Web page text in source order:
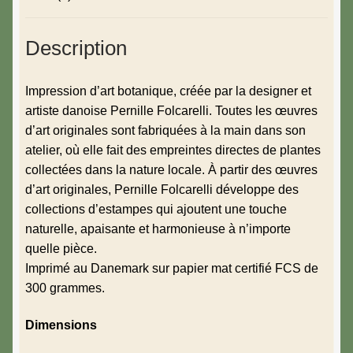
Description
Impression d’art botanique, créée par la designer et
artiste danoise Pernille Folcarelli. Toutes les œuvres
d’art originales sont fabriquées à la main dans son
atelier, où elle fait des empreintes directes de plantes
collectées dans la nature locale. À partir des œuvres
d’art originales, Pernille Folcarelli développe des
collections d’estampes qui ajoutent une touche
naturelle, apaisante et harmonieuse à n’importe
quelle pièce.
Imprimé au Danemark sur papier mat certifié FCS de
300 grammes.
Dimensions